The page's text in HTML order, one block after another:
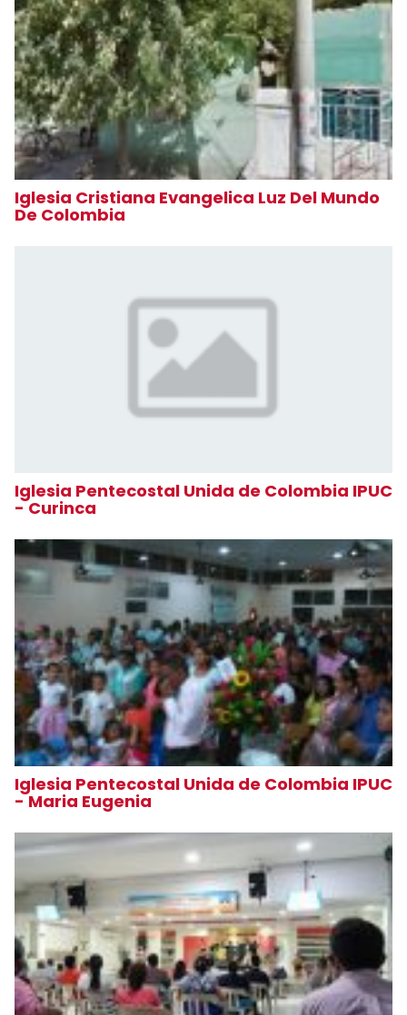
Iglesia Cristiana Evangelica Luz Del Mundo
De Colombia
Iglesia Pentecostal Unida de Colombia IPUC
- Curinca
Iglesia Pentecostal Unida de Colombia IPUC
- Maria Eugenia